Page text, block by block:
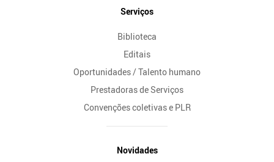
Serviços
Biblioteca
Editais
Oportunidades / Talento humano
Prestadoras de Serviços
Convenções coletivas e PLR
Novidades